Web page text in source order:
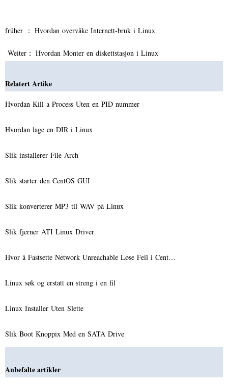
früher ： Hvordan overvåke Internett-bruk i Linux
Weiter： Hvordan Monter en diskettstasjon i Linux
Relatert Artike
Hvordan Kill a Process Uten en PID nummer
Hvordan lage en DIR i Linux
Slik installerer File Arch
Slik starter den CentOS GUI
Slik konverterer MP3 til WAV på Linux
Slik fjerner ATI Linux Driver
Hvor å Fastsette Network Unreachable Løse Feil i Cent…
Linux søk og erstatt en streng i en fil
Linux Installer Uten Slette
Slik Boot Knoppix Med en SATA Drive
Anbefalte artikler